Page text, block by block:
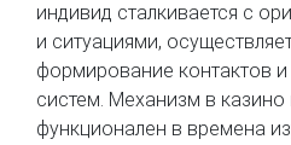
индивид сталкивается с
и ситуациями,
формирование контактов
систем. Механизм в
функционален в времена